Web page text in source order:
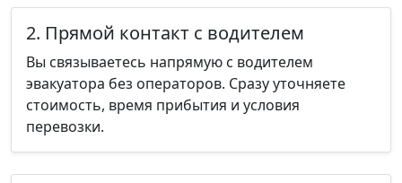
2. Прямой контакт с водителем
Вы связываетесь напрямую с водителем
эвакуатора без операторов. Сразу уточняете
стоимость, время прибытия и условия
перевозки.